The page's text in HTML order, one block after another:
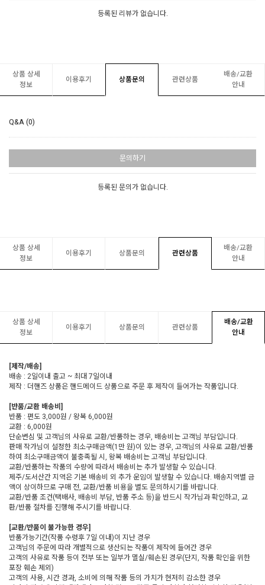
등록된 리뷰가 없습니다.
상품 상세
정보
이용후기 상품문의 관련상품
배송/교환
안내
Q&A (0)
문의하기
등록된 문의가 없습니다.
상품 상세
정보
이용후기 상품문의 관련상품
배송/교환
안내
상품 상세
정보
이용후기 상품문의 관련상품
배송/교환
안내
[제작/배송]
배송 : 2일이내 출고 ~ 최대 7일이내
제작 : 더핸즈 상품은 핸드메이드 상품으로 주문 후 제작이 들어가는 작품입니다.
[반품/교환 배송비]
반품 : 편도 3,000원 / 왕복 6,000원
교환 : 6,000원
단순변심 및 고객님의 사유로 교환/반품하는 경우, 배송비는 고객님 부담입니다.
판매 작가님이 설정한 최소구매금액(1만 원)이 있는 경우, 고객님의 사유로 교환/반품
하여 최소구매금액이 불충족될 시, 왕복 배송비는 고객님 부담입니다.
교환/반품하는 작품의 수량에 따라서 배송비는 추가 발생할 수 있습니다.
제주/도서산간 지역은 기본 배송비 외 추가 운임이 발생할 수 있습니다. 배송지역별 금
액이 상이하므로 구매 전, 교환/반품 비용을 별도 문의하시기를 바랍니다.
교환/반품 조건(택배사, 배송비 부담, 반품 주소 등)을 반드시 작가님과 확인하고, 교
환/반품 절차를 진행해 주시기를 바랍니다.
[교환/반품이 불가능한 경우]
반품가능기간(작품 수령후 7일 이내)이 지난 경우
고객님의 주문에 따라 개별적으로 생산되는 작품이 제작에 들어간 경우
고객의 사유로 작품 등이 전부 또는 일부가 멸실/훼손된 경우(단지, 작품 확인을 위한
포장 훼손 제외)
고객의 사용, 시간 경과, 소비에 의해 작품 등의 가치가 현저히 감소한 경우